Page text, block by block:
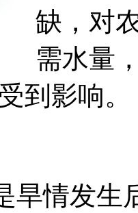
缺，对
需水量
到影响。
旱情发生